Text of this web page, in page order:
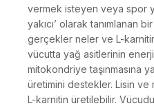
vermek isteyen veya spor
yakıcı’ olarak tanımlanan
gerçekler neler ve L-
vücutta yağ asitlerinin enerji
mitokondriye taşınmasına
üretimini destekler. Lisin ve
L-karnitin üretilebilir.